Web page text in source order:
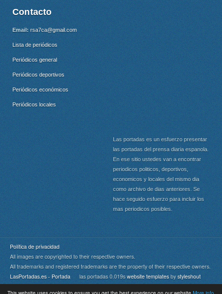
Contacto
Email: rsa7ca@gmail.com
Lista de periódicos
Periódicos general
Periódicos deportivos
Periódicos económicos
Periódicos locales
Las portadas es un esfuerzo presentar
las portadas del prensa diaria espanola.
En ese sitio ustedes van a encontrar
periodicos politicos, deportivos,
economicos y locales del mismo dia
como archivo de dias anteriores. Se
hace seguido esfuerzo para incluir los
mas periodicos posibles.
Política de privacidad
All images are copyrighted to their respective owners.
All trademarks and registered trademarks are the property of their respective owners.
LasPortadas.es - Portada las portadas 0.019s website templatesby styleshout